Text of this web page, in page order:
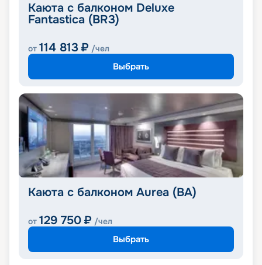
Каюта с балконом Deluxe
Fantastica (BR3)
от 114 813 ₽ /чел
Выбрать
Каюта с балконом Aurea (BA)
от 129 750 ₽ /чел
Выбрать